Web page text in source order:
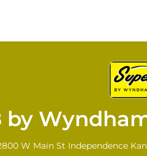
by
W Main St Independence